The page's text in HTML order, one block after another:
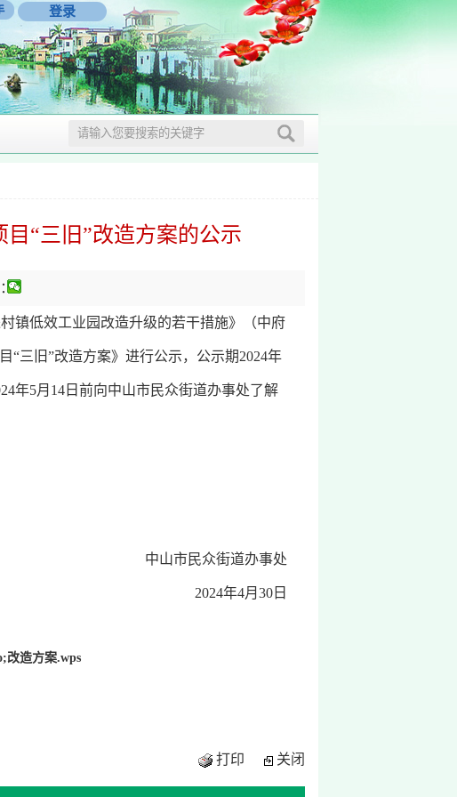
登录
“三旧”改造方案的公示
镇低效工业园改造升级的若干措施》（中府
“三旧”改造方案》进行公示，公示期2024年
年5月14日前向中山市民众街道办事处了解
中山市民众街道办事处
2024年4月30日
造方案.wps
打印 关闭